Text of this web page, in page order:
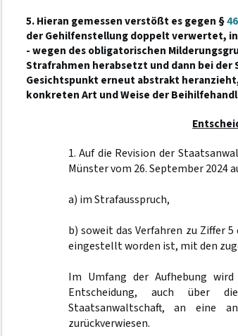
5. Hieran gemessen verstößt es gegen §46
der Gehilfenstellung doppelt verwertet,
- wegen des obligatorischen
Strafrahmen herabsetzt und dann bei
Gesichtspunkt erneut abstrakt
konkreten Art und Weise der
1. Auf die Revision der
Münster vom 26. September 2024
a) im Strafausspruch,
b) soweit das Verfahren zu Ziffer
eingestellt worden ist, mit den
Im Umfang der Aufhebung
Entscheidung, auch über
Staatsanwaltschaft, an eine
zurückverwiesen.